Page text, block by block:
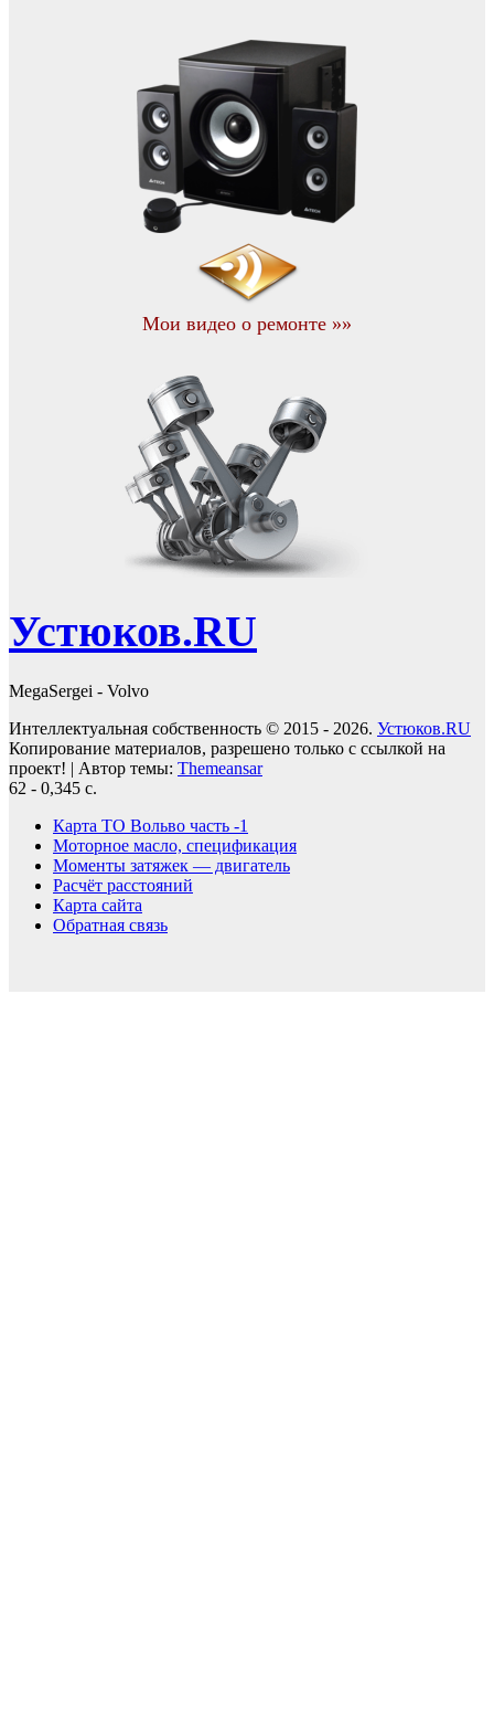
Мои видео о ремонте »»
Устюков.RU
MegaSergei - Volvo
Интеллектуальная собственность © 2015 - 2026. Устюков.RU
Копирование материалов, разрешено только с ссылкой на
проект! | Автор темы: Themeansar
62 - 0,345 с.
Карта ТО Вольво часть -1
Моторное масло, спецификация
Моменты затяжек — двигатель
Расчёт расстояний
Карта сайта
Обратная связь